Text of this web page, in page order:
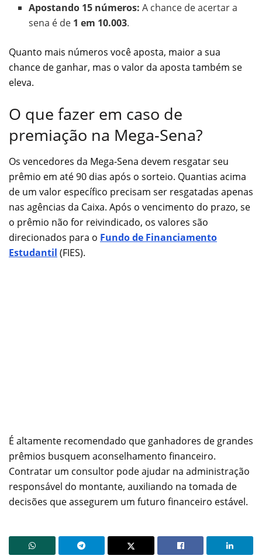
Apostando 15 números: A chance de acertar a
sena é de 1 em 10.003.
Quanto mais números você aposta, maior a sua
chance de ganhar, mas o valor da aposta também se
eleva.
O que fazer em caso de
premiação na Mega-Sena?
Os vencedores da Mega-Sena devem resgatar seu
prêmio em até 90 dias após o sorteio. Quantias acima
de um valor específico precisam ser resgatadas apenas
nas agências da Caixa. Após o vencimento do prazo, se
o prêmio não for reivindicado, os valores são
direcionados para o Fundo de Financiamento
Estudantil (FIES).
É altamente recomendado que ganhadores de grandes
prêmios busquem aconselhamento financeiro.
Contratar um consultor pode ajudar na administração
responsável do montante, auxiliando na tomada de
decisões que assegurem um futuro financeiro estável.